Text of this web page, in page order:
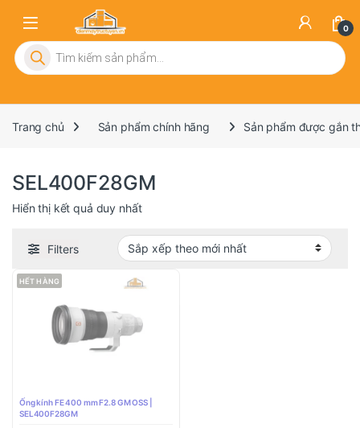
0
Tìm kiếm sản phẩm
Trang chủ Sản phẩm chính hãng Sản phẩm được gắn
SEL400F28GM
Hiển thị kết quả duy nhất
Filters
HẾT HÀNG
Ống kính FE 400 mm F2.8 GM OSS |
SEL400F28GM